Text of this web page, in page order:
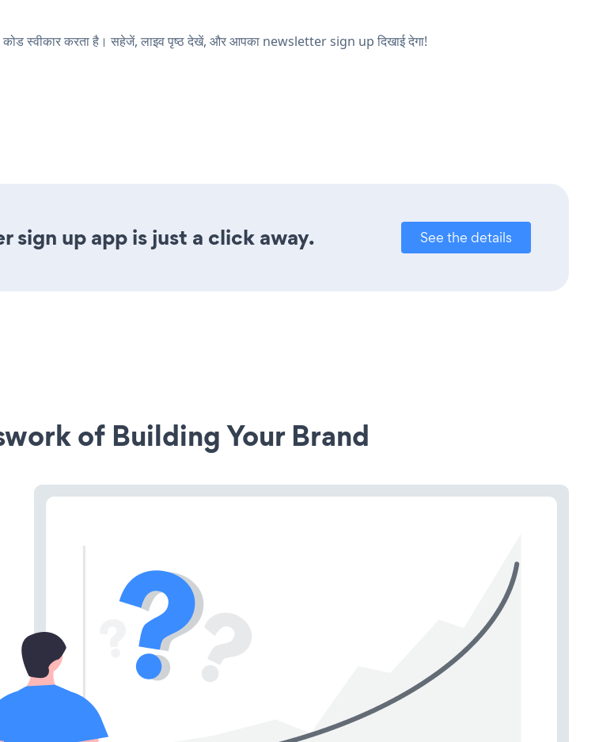
स्वीकार करता है। सहेजें, लाइव पृष्ठ देखें, और आपका newsletter sign up दिखाई देगा!
up app is just a click away. See the details
of Building Your Brand